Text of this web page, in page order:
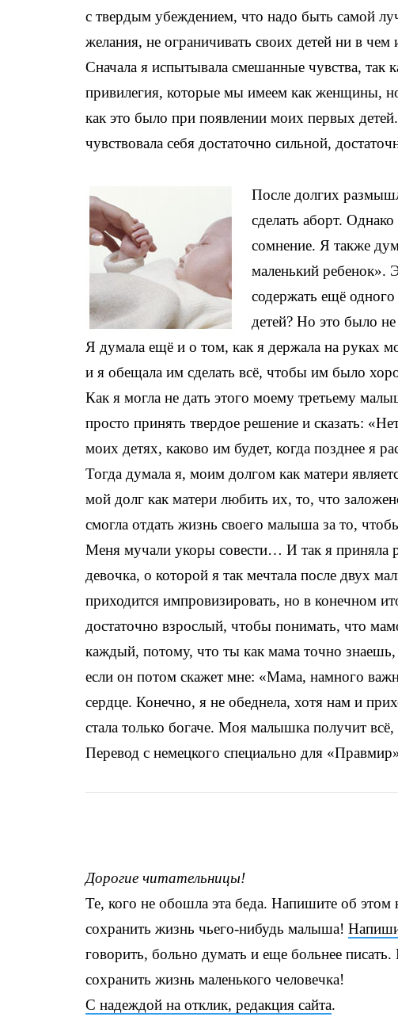
с твердым убеждением, что надо быть самой
желания, не ограничивать своих детей ни в чем
Сначала я испытывала смешанные чувства, так
привилегия, которые мы имеем как женщины,
как это было при появлении моих первых
чувствовала себя достаточно сильной,
После долгих
сделать аборт.
сомнение. Я также
маленький ребенок».
содержать ещё
детей? Но это было
Я думала ещё и о том, как я держала на руках
и я обещала им сделать всё, чтобы им было
Как я могла не дать этого моему третьему
просто принять твердое решение и сказать:
моих детях, каково им будет, когда позднее я
Тогда думала я, моим долгом как матери
мой долг как матери любить их, то, что
смогла отдать жизнь своего малыша за то,
Меня мучали укоры совести… И так я приняла
девочка, о которой я так мечтала после двух
приходится импровизировать, но в конечном
достаточно взрослый, чтобы понимать, что
каждый, потому, что ты как мама точно
если он потом скажет мне: «Мама, намного
сердце. Конечно, я не обеднела, хотя нам и
стала только богаче. Моя малышка получит
Перевод с немецкого специально для
Дорогие читательницы!
Те, кого не обошла эта беда. Напишите об
сохранить жизнь чьего-нибудь малыша!
говорить, больно думать и еще больнее
сохранить жизнь маленького человечка!
С надеждой на отклик, редакция сайта.